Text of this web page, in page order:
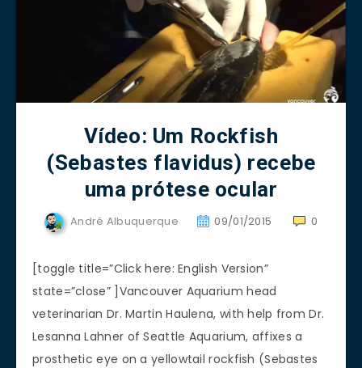
Vídeo: Um Rockfish
(Sebastes flavidus) recebe
uma prótese ocular
André Albuquerque 09/01/2015 0
[toggle title=”Click here: English Version”
state=”close” ]Vancouver Aquarium head
veterinarian Dr. Martin Haulena, with help from Dr.
Lesanna Lahner of Seattle Aquarium, affixes a
prosthetic eye on a yellowtail rockfish (Sebastes